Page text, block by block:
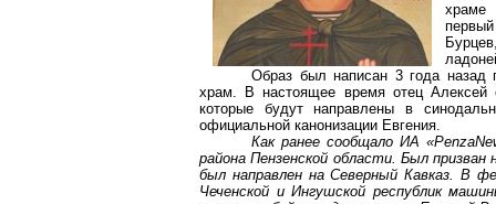
храме
Образ был написан 3 года назад
храм. В настоящее время отец Алексей
которые будут направлены в
официальной канонизации Евгения.
Как ранее сообщало ИА «
района Пензенской области. Был призван
был направлен на Северный Кавказ. В
Чеченской и Ингушской республик